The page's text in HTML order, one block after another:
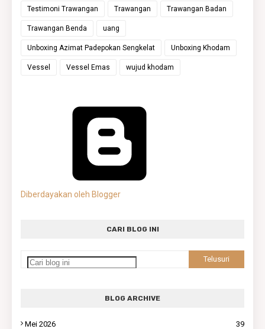
Testimoni Trawangan Trawangan Trawangan Badan
Trawangan Benda uang
Unboxing Azimat Padepokan Sengkelat Unboxing Khodam
Vessel Vessel Emas wujud khodam
Diberdayakan oleh Blogger
CARI BLOG INI
BLOG ARCHIVE
Mei 2026 39